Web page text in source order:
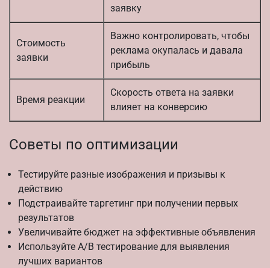
заявку
Стоимость
заявки
Важно контролировать, чтобы
реклама окупалась и давала
прибыль
Время реакции
Скорость ответа на заявки
влияет на конверсию
Советы по оптимизации
Тестируйте разные изображения и призывы к
действию
Подстраивайте таргетинг при получении первых
результатов
Увеличивайте бюджет на эффективные объявления
Используйте A/B тестирование для выявления
лучших вариантов